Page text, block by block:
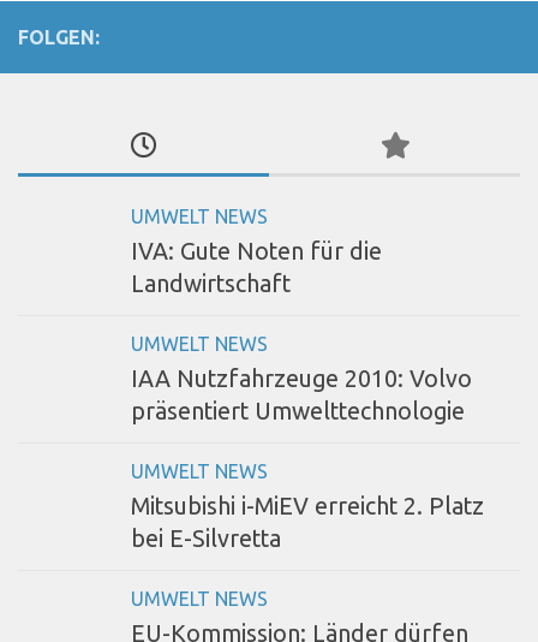
FOLGEN:
UMWELT NEWS
IVA: Gute Noten für die
Landwirtschaft
UMWELT NEWS
IAA Nutzfahrzeuge 2010: Volvo
präsentiert Umwelttechnologie
UMWELT NEWS
Mitsubishi i-MiEV erreicht 2. Platz
bei E-Silvretta
UMWELT NEWS
EU-Kommission: Länder dürfen